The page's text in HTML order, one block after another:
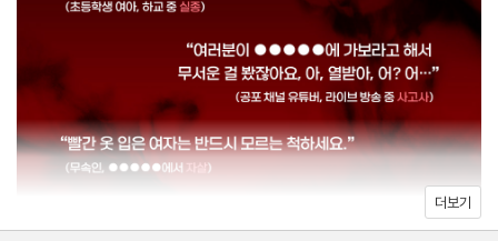
두 번은 볼 수 없을 정도로 무섭다. _독자 리뷰
일본 내 호러 열풍에 새롭게 불을 지핀 충격적 화제작 『긴키 지방의
어느 장소에 대하여』의 한국어판을 반타에서 선보인다. 실종된 사람
에 대한 정보를 모으고 있으니 아는 바가 있다면 제보해달라는 독특
한 호소로 시작하는 이 책은 특정 지역에서 일어난 실종 사건의 실마
더보기